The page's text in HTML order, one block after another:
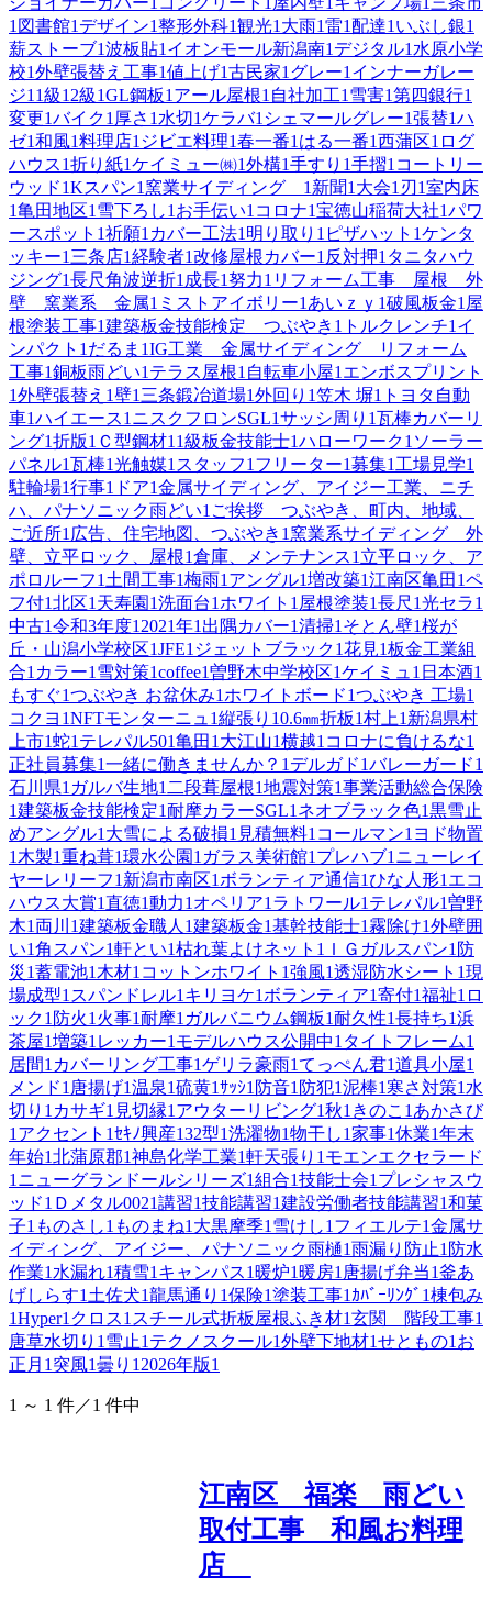
1 図書館1 デザイン1整形外科1観光1 大雨1雷1配達1 いぶし銀1
薪ストーブ1波板貼1 イオンモール新潟南1 デジタル1 水原小学
校1外壁張替え工事1値上げ1古民家1 グレー1 インナーガレー
ジ1 1級1 2級1GL鋼板1 アール屋根1 自社加工1 雪害1第四銀行1
変更1バイク1 厚さ 1 水切1ケラバ1 シェマールグレー1張替1ハ
ゼ1和風1料理店1 ジビエ料理1春一番1 はる一番1西蒲区1 ログ
ハウス1折り紙1ケイミュー㈱1外構1手すり 1手摺1 コートリー
ウッド1Kスパン1 窯業サイディング 1 新聞1 大会1 刃 1室内床
1亀田地区1 雪下ろし1 お手伝い1 コロナ1宝徳山稲荷大社1パワ
ースポット 1祈願1 カバー工法1 明り取り 1 ピザハット 1ケンタ
ッキー1 三条店1経験者1改修屋根カバー1 反対押1 タニタハウ
ジング1長尺角波逆折1 成長1努力1 リフォーム工事 屋根 外
壁 窯業系 金属1 ミストアイボリー1 あいｚｙ 1破風板金1 屋
根塗装工事1建築板金技能検定 つぶやき 1 トルクレンチ1 イ
ンパクト 1 だるま 1IG工業 金属サイディング リフォーム
工事1銅板雨どい1 テラス屋根1 自転車小屋1 エンボスプリント
1外壁張替え 1壁1 三条鍛冶道場1外回り 1笠木 塀1 トヨタ自動
車1ハイエース1 ニスクフロンSGL1サッシ周り 1瓦棒カバーリ
ング1折版1 Ｃ型鋼材1 1級板金技能士1ハローワーク1 ソーラー
パネル1瓦棒1光触媒1 スタッフ1 フリーター1募集1 工場見学1
駐輪場1行事1 ドア1金属サイディング、アイジー工業、ニチ
ハ、パナソニック雨どい1 ご挨拶 つぶやき、町内、地域、
ご近所1 広告、住宅地図、つぶやき 1 窯業系サイディング 外
壁、立平ロック、屋根1倉庫、メンテナンス1 立平ロック、ア
ポロルーフ1 土間工事1梅雨1 アングル1増改築1江南区亀田 1ペ
フ付1北区1 天寿園 1洗面台1 ホワイト 1 屋根塗装1長尺 1光セラ1
中古1令和3年度1 2021年1 出隅カバー1清掃1 そとん壁1桜が
丘・山潟小学校区1JFE1 ジェットブラック1花見1板金工業組
合1 カラー1 雪対策1coffee1曽野木中学校区1ケイミュ 1 日本酒1
もすぐ1つぶやき お盆休み1 ホワイトボード1つぶやき 工場1
コクヨ 1NFTモンターニュ 1縦張り 10.6㎜折板1村上1 新潟県村
上市1蛇1 テレパル501亀田 1 大江山1横越1 コロナに負けるな1
正社員募集1一緒に働きませんか？ 1 デルガド1バレーガード1
石川県1 ガルバ生地1 二段葺屋根1地震対策1事業活動総合保険
1建築板金技能検定1耐摩カラーSGL1 ネオブラック色1黒雪止
めアングル1 大雪による破損1 見積無料1 コールマン1 ヨド物置
1 木製1重ね葺1環水公園 1 ガラス美術館1 プレハブ1 ニューレイ
ヤーレリーフ1 新潟市南区1 ボランティア通信1ひな人形1 エコ
ハウス大賞1直徳1動力1 オペリア1 ラトワール1 テレパル1曽野
木1 両川 1建築板金職人 1建築板金1基幹技能士1 霧除け1外壁囲
い1角スパン1軒とい1枯れ葉よけネット 1 ＩＧガルスパン1 防
災1蓄電池1 木材1 コットンホワイト 1強風1透湿防水シート 1現
場成型1 スパンドレル1 キリヨケ1 ボランティア1寄付1福祉1 ロ
ック1 防火1 火事1耐摩1 ガルバニウム鋼板1耐久性1長持ち1浜
茶屋1増築1 レッカー1 モデルハウス公開中1 タイトフレーム1
居間1 カバーリング工事1ゲリラ豪雨1てっぺん君1道具小屋1
メンド1 唐揚げ1温泉1硫黄1ｻｯｼ1 防音1 防犯1泥棒1 寒さ対策1 水
切り 1 カサギ1 見切縁1 アウターリビング1秋1 きのこ 1 あかさび
1 アクセント 1ｾｷﾉ興産132型1洗濯物1物干し1家事1休業1年末
年始1北蒲原郡1神島化学工業1軒天張り 1 モエンエクセラード
1 ニューグランドールシリーズ1組合1技能士会1 プレシャスウ
ッド1 Ｄメタル0021講習1技能講習1建設労働者技能講習1和菓
子1 ものさし1 ものまね1 大黒摩季1 雪けし1 フィエルテ1金属サ
イディング、アイジー、パナソニック雨樋1雨漏り防止1 防水
作業1 水漏れ1積雪1 キャンパス1 暖炉1 暖房1 唐揚げ弁当1釜あ
げしらす1 土佐犬1龍馬通り 1保険1塗装工事1 ｶﾊﾞｰﾘﾝｸﾞ 1棟包み
1Hyper1 クロス1 スチール式折板屋根ふき材1玄関 階段工事1
唐草水切り 1 雪止1 テクノスクール1外壁下地材1せともの1 お
正月 1 突風1曇り 1 2026年版1
1 ～ 1 件／1 件中
江南区 福楽 雨どい
取付工事 和風お料理
店